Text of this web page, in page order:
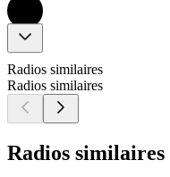
Radios similaires
Radios similaires
Radios similaires